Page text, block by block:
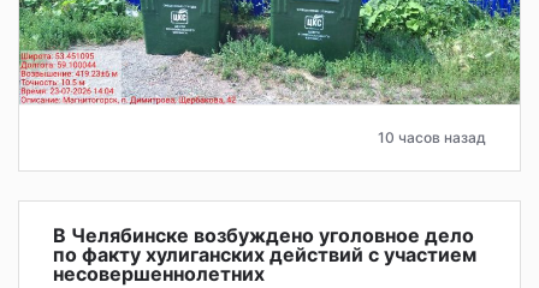
10 часов назад
В Челябинске возбуждено уголовное дело
по факту хулиганских действий с участием
несовершеннолетних